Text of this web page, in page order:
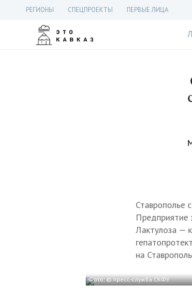
РЕГИОНЫ СПЕЦПРОЕКТЫ ПЕРВЫЕ ЛИЦА
Ставрополье
Предприятие
Лактулоза —
на
Фото: © пресс-служба СКФУ